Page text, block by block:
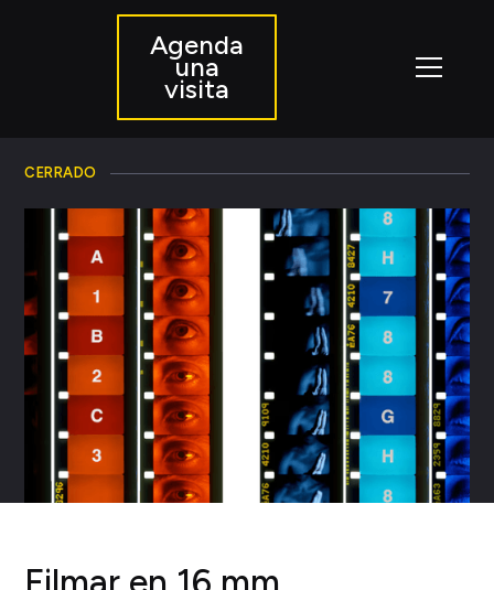
Agenda
una
visita
CERRADO